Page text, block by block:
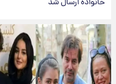
خانواده ارسال شد